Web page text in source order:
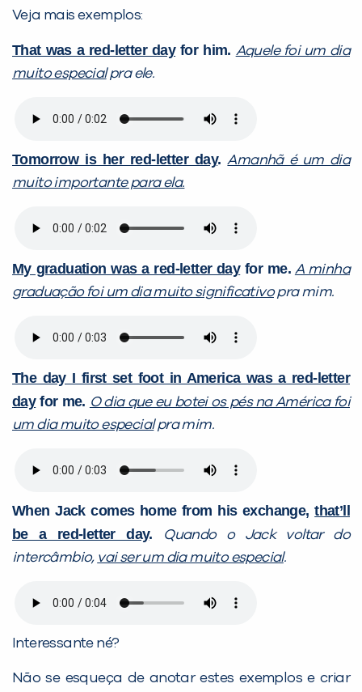
Veja mais exemplos:
That was a red-letter dayfor him. Aquele foi um dia
muito especialpra ele.
Tomorrow is her red-letter day.Amanhã é um dia
muito importante para ela.
My graduation was a red-letter dayfor me. A minha
graduação foi um dia muito significativopra mim.
The day I first set foot in America was a red-letter
dayfor me. O dia que eu botei os pés na América foi
um dia muito especialpra mim.
When Jack comes home from his exchange,that’ll
be a red-letter day.
Quando o Jack voltar do
intercâmbio, vai ser um dia muito especial.
Interessante né?
Não se esqueça de anotar estes exemplos e criar